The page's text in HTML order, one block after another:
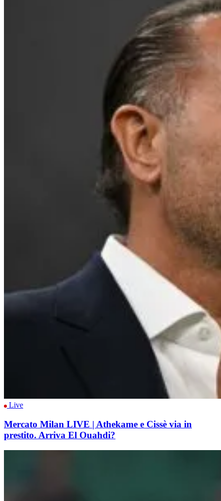
Live
Mercato Milan LIVE | Athekame e Cissè via in
prestito. Arriva El Ouahdi?